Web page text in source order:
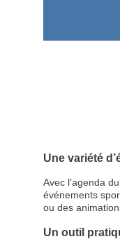
Une variété
Avec l’agenda
événements
ou des
Un outil